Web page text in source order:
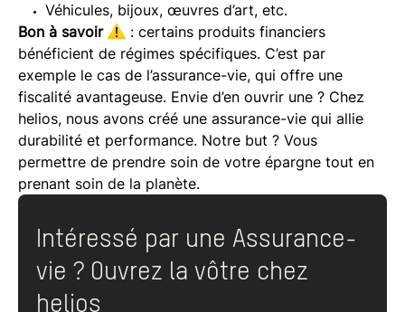
Véhicules, bijoux, œuvres d’art, etc.
Bon à savoir
: certains produits financiers
bénéficient de régimes spécifiques. C’est par
exemple le cas de l’assurance-vie, qui offre une
fiscalité avantageuse. Envie d’en ouvrir une ? Chez
helios, nous avons créé une assurance-vie qui allie
durabilité et performance. Notre but ? Vous
permettre de prendre soin de votre épargne tout en
prenant soin de la planète.
Intéressé par une Assurance-
vie ? Ouvrez la vôtre chez
helios